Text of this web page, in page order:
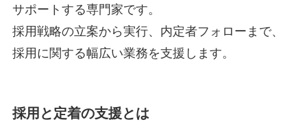
サポートする専門家です。
採用戦略の立案から実行、内定者フォローまで、
採用に関する幅広い業務を支援します。
採用と定着の支援とは